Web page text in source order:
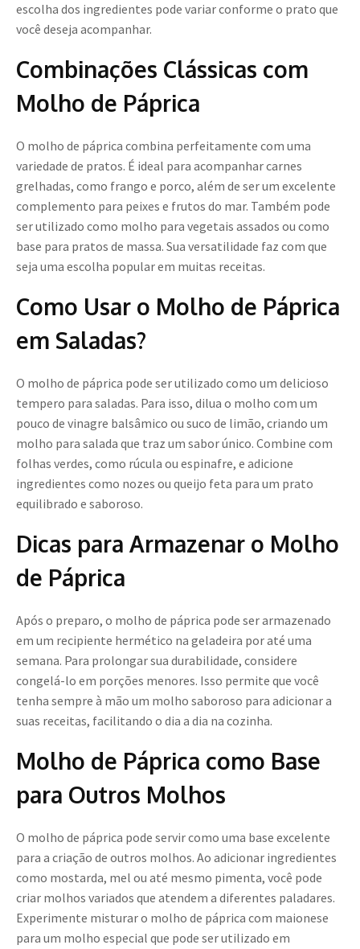
escolha dos ingredientes pode variar conforme o prato que
você deseja acompanhar.
Combinações Clássicas com
Molho de Páprica
O molho de páprica combina perfeitamente com uma
variedade de pratos. É ideal para acompanhar carnes
grelhadas, como frango e porco, além de ser um excelente
complemento para peixes e frutos do mar. Também pode
ser utilizado como molho para vegetais assados ou como
base para pratos de massa. Sua versatilidade faz com que
seja uma escolha popular em muitas receitas.
Como Usar o Molho de Páprica
em Saladas?
O molho de páprica pode ser utilizado como um delicioso
tempero para saladas. Para isso, dilua o molho com um
pouco de vinagre balsâmico ou suco de limão, criando um
molho para salada que traz um sabor único. Combine com
folhas verdes, como rúcula ou espinafre, e adicione
ingredientes como nozes ou queijo feta para um prato
equilibrado e saboroso.
Dicas para Armazenar o Molho
de Páprica
Após o preparo, o molho de páprica pode ser armazenado
em um recipiente hermético na geladeira por até uma
semana. Para prolongar sua durabilidade, considere
congelá-lo em porções menores. Isso permite que você
tenha sempre à mão um molho saboroso para adicionar a
suas receitas, facilitando o dia a dia na cozinha.
Molho de Páprica como Base
para Outros Molhos
O molho de páprica pode servir como uma base excelente
para a criação de outros molhos. Ao adicionar ingredientes
como mostarda, mel ou até mesmo pimenta, você pode
criar molhos variados que atendem a diferentes paladares.
Experimente misturar o molho de páprica com maionese
para um molho especial que pode ser utilizado em